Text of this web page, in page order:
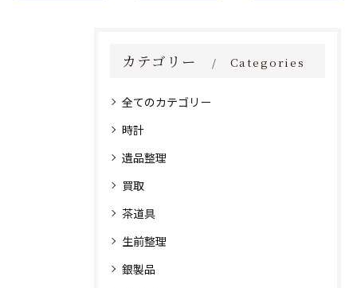
カテゴリー Categories
全てのカテゴリー
時計
遺品整理
買取
茶道具
生前整理
銀製品